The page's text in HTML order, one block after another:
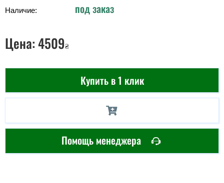
Наличие: под заказ
Цена:4509₴
Купить в 1 клик
Помощь менеджера